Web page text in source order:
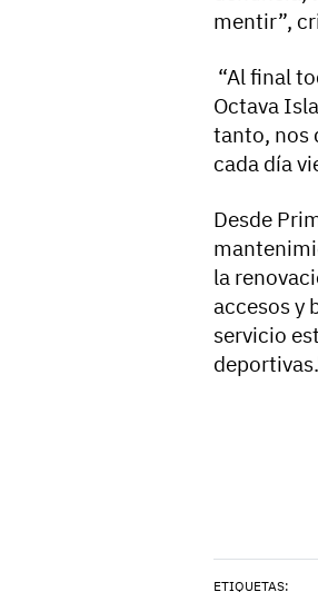
mentir”,
“Al final
Octava
tanto, nos
cada día
Desde
la
accesos y
servicio
ETIQUETAS: